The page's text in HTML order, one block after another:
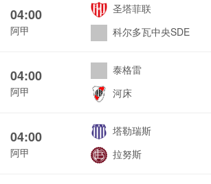
04:00
阿甲
圣塔菲联
科尔多瓦中央SDE
04:00
阿甲
泰格雷
河床
04:00
阿甲
塔勒瑞斯
拉努斯